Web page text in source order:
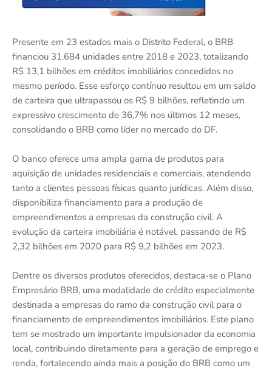
Presente em 23 estados mais o Distrito Federal, o BRB
financiou 31.684 unidades entre 2018 e 2023, totalizando
R$ 13,1 bilhões em créditos imobiliários concedidos no
mesmo período. Esse esforço contínuo resultou em um saldo
de carteira que ultrapassou os R$ 9 bilhões, refletindo um
expressivo crescimento de 36,7% nos últimos 12 meses,
consolidando o BRB como líder no mercado do DF.
O banco oferece uma ampla gama de produtos para
aquisição de unidades residenciais e comerciais, atendendo
tanto a clientes pessoas físicas quanto jurídicas. Além disso,
disponibiliza financiamento para a produção de
empreendimentos a empresas da construção civil. A
evolução da carteira imobiliária é notável, passando de R$
2,32 bilhões em 2020 para R$ 9,2 bilhões em 2023.
Dentre os diversos produtos oferecidos, destaca-se o Plano
Empresário BRB, uma modalidade de crédito especialmente
destinada a empresas do ramo da construção civil para o
financiamento de empreendimentos imobiliários. Este plano
tem se mostrado um importante impulsionador da economia
local, contribuindo diretamente para a geração de emprego e
renda, fortalecendo ainda mais a posição do BRB como um